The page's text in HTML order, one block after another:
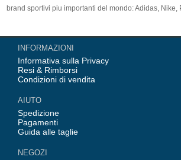
brand sportivi piu importanti del mondo: Adidas, Nike,
Nel nostro negozio trovi le calcio maglie italia Top
Italia, Germania, Spagna, Argentina, Francia,
delle squadre italiane (Juventus, AC Milan, Inter Milan,
Team(Barcellona, Real Madrid, Bayern Monaco,
INFORMAZIONI
Informativa sulla Privacy
Resi & Rimborsi
Condizioni di vendita
AIUTO
Spedizione
Pagamenti
Guida alle taglie
NEGOZI